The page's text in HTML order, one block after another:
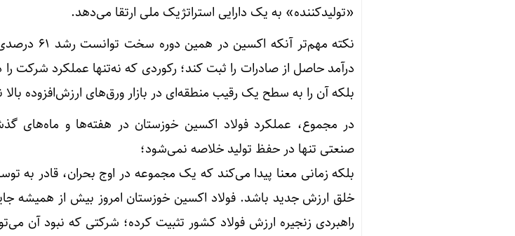
«تولیدکننده» به یک دارایی استراتژیک ملی ارتقا می‌دهد.
درآمد حاصل از صادرات را ثبت کند؛ رکوردی که نه‌تنها عملکرد شرکت
بلکه آن را به سطح یک رقیب منطقه‌ای در بازار ورق‌های ارزش‌افزوده
در مجموع، عملکرد فولاد اکسین خوزستان در هفته‌ها و ماه‌های
صنعتی تنها در حفظ تولید خلاصه نمی‌شود؛
بلکه زمانی معنا پیدا می‌کند که یک مجموعه در اوج بحران، قادر به
خلق ارزش جدید باشد. فولاد اکسین خوزستان امروز بیش از همیشه
راهبردی زنجیره ارزش فولاد کشور تثبیت کرده؛ شرکتی که نبود آن